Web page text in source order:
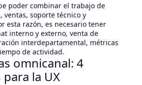
poder combinar el trabajo de
ventas, soporte técnico y
esta razón, es necesario tener
interno y externo, venta de
interdepartamental, métricas
de actividad.
omnicanal: 4
la UX